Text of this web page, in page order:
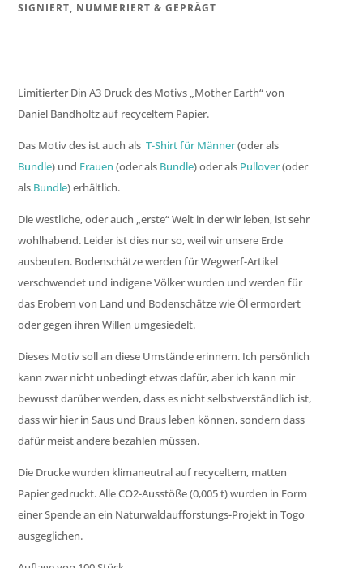
SIGNIERT, NUMMERIERT & GEPRÄGT
Limitierter Din A3 Druck des Motivs „Mother Earth“ von
Daniel Bandholtz auf recyceltem Papier.
Das Motiv des ist auch als T-Shirt für Männer(oder als
Bundle) und Frauen (oder als Bundle) oder als Pullover(oder
als Bundle) erhältlich.
Die westliche, oder auch „erste“ Welt in der wir leben, ist sehr
wohlhabend. Leider ist dies nur so, weil wir unsere Erde
ausbeuten. Bodenschätze werden für Wegwerf-Artikel
verschwendet und indigene Völker wurden und werden für
das Erobern von Land und Bodenschätze wie Öl ermordert
oder gegen ihren Willen umgesiedelt.
Dieses Motiv soll an diese Umstände erinnern. Ich persönlich
kann zwar nicht unbedingt etwas dafür, aber ich kann mir
bewusst darüber werden, dass es nicht selbstverständlich ist,
dass wir hier in Saus und Braus leben können, sondern dass
dafür meist andere bezahlen müssen.
Die Drucke wurden klimaneutral auf recyceltem, matten
Papier gedruckt. Alle CO2-Ausstöße (0,005 t) wurden in Form
einer Spende an ein Naturwaldaufforstungs-Projekt in Togo
ausgeglichen.